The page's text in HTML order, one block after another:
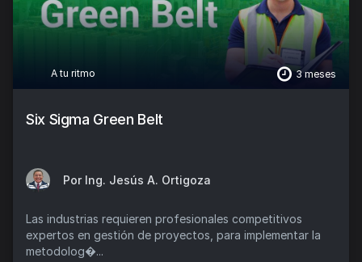
A tu ritmo 3 meses
Six Sigma Green Belt
Por Ing. Jesús A. Ortigoza
Las industrias requieren profesionales competitivos
expertos en gestión de proyectos, para implementar la
metodolog�...